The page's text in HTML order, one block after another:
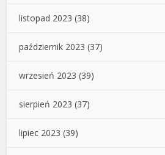
listopad 2023 (38)
październik 2023 (37)
wrzesień 2023 (39)
sierpień 2023 (37)
lipiec 2023 (39)